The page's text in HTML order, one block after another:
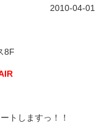
2010-04-01
8F
トしますっ！！